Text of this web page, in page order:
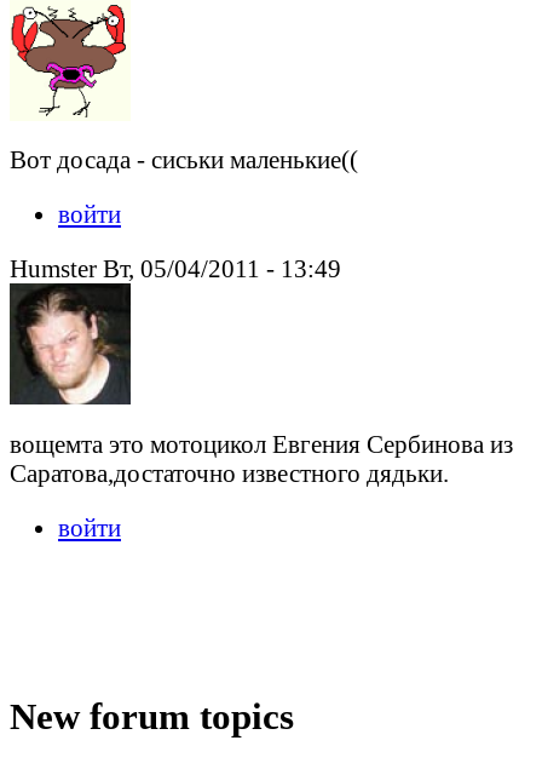
Вот досада - сиськи маленькие((
войти
Humster Вт, 05/04/2011 - 13:49
вощемта это мотоцикол Евгения Сербинова из
Саратова,достаточно известного дядьки.
войти
New forum topics